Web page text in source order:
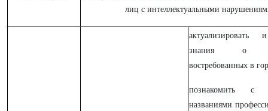
лиц с интеллектуальными
актуализировать
знания о
востребованных в
познакомить с
названиями